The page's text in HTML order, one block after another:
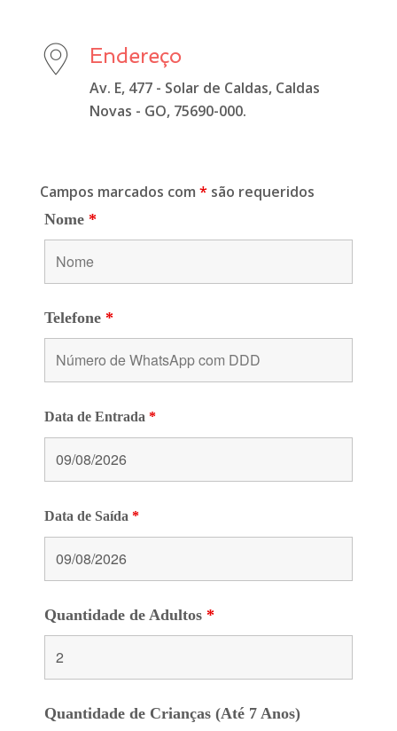
Endereço
Av. E, 477 - Solar de Caldas, Caldas
Novas - GO, 75690-000.
Campos marcados com * são requeridos
Nome *
Telefone *
Data de Entrada *
Data de Saída *
Quantidade de Adultos *
Quantidade de Crianças (Até 7 Anos)